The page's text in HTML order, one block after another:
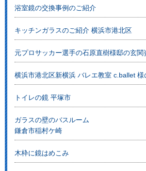
浴室鏡の交換事例のご紹介
キッチンガラスのご紹介 横浜市港北区
元プロサッカー選手の石原直樹様邸の玄関
横浜市港北区新横浜 バレエ教室 c.ballet
トイレの鏡 平塚市
ガラスの壁のバスルーム
鎌倉市稲村ケ崎
木枠に鏡はめこみ